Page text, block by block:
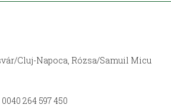
Cluj-Napoca, Rózsa/Samuil Micu
264 597 450